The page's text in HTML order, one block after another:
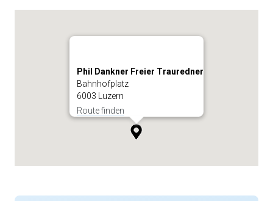
Phil Dankner Freier Trauredner
Bahnhofplatz
6003 Luzern
Route finden